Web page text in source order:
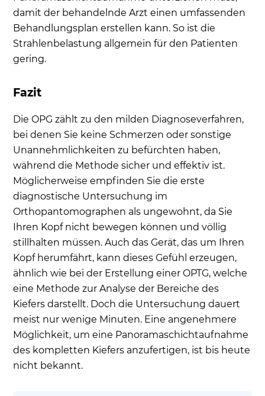
damit der behandelnde Arzt einen umfassenden
Behandlungsplan erstellen kann. So ist die
Strahlenbelastung allgemein für den Patienten
gering.
Fazit
Die OPG zählt zu den milden Diagnoseverfahren,
bei denen Sie keine Schmerzen oder sonstige
Unannehmlichkeiten zu befürchten haben,
während die Methode sicher und effektiv ist.
Möglicherweise empfinden Sie die erste
diagnostische Untersuchung im
Orthopantomographen als ungewohnt, da Sie
Ihren Kopf nicht bewegen können und völlig
stillhalten müssen. Auch das Gerät, das um Ihren
Kopf herumfährt, kann dieses Gefühl erzeugen,
ähnlich wie bei der Erstellung einer OPTG, welche
eine Methode zur Analyse der Bereiche des
Kiefers darstellt. Doch die Untersuchung dauert
meist nur wenige Minuten. Eine angenehmere
Möglichkeit, um eine Panoramaschichtaufnahme
des kompletten Kiefers anzufertigen, ist bis heute
nicht bekannt.